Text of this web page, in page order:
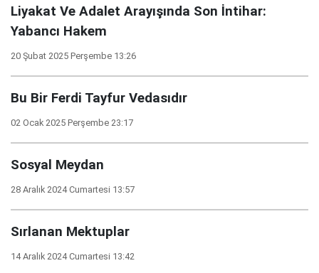
Liyakat Ve Adalet Arayışında Son İntihar:
Yabancı Hakem
20 Şubat 2025 Perşembe 13:26
Bu Bir Ferdi Tayfur Vedasıdır
02 Ocak 2025 Perşembe 23:17
Sosyal Meydan
28 Aralık 2024 Cumartesi 13:57
Sırlanan Mektuplar
14 Aralık 2024 Cumartesi 13:42